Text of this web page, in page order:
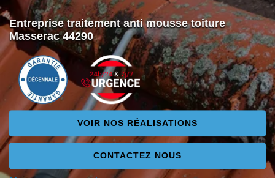
Entreprise traitement anti mousse toiture
Masserac 44290
VOIR NOS RÉALISATIONS
CONTACTEZ NOUS